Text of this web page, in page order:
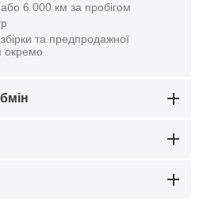
6 000 км за пробігом
та предпродажної
окремо